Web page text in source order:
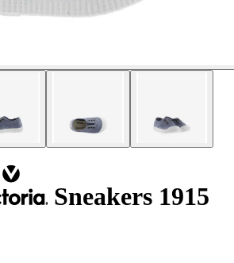
Sneakers 1915